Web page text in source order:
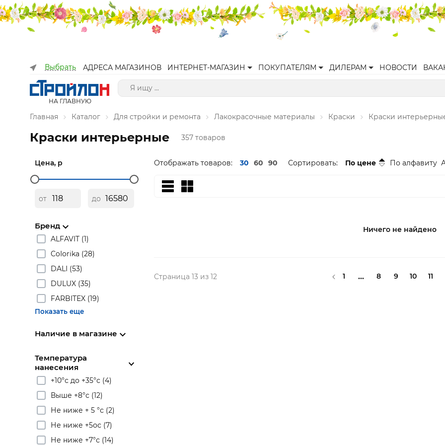
Выбрать АДРЕСА МАГАЗИНОВ ИНТЕРНЕТ-МАГАЗИН ПОКУПАТЕЛЯМ ДИЛЕРАМ НОВОСТИ
НА ГЛАВНУЮ
Главная Каталог Для стройки и ремонта Лакокрасочные материалы Краски Краски
Краски интерьерные 357 товаров
Цена, р
от до
Бренд
ALFAVIT (1)
CoIorika (28)
DALI (53)
DULUX (35)
FARBITEX (19)
Показать еще
Наличие в магазине
Температура
нанесения
+10°с до +35°с (4)
Выше +8°с (12)
Не ниже + 5 °с (2)
Не ниже +5ос (7)
Не ниже +7°с (14)
Отображать товаров: 30 60 90 Сортировать: По цене По алфавиту
Ничего не найдено
Страница 13 из 12 1 ... 8 9 10 11